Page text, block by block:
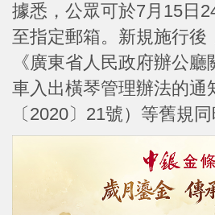
據悉，公眾可於7月15日
至指定郵箱。新規施行後
《廣東省人民政府辦公
車入出橫琴管理辦法的通
〔2020〕21號）等舊規同